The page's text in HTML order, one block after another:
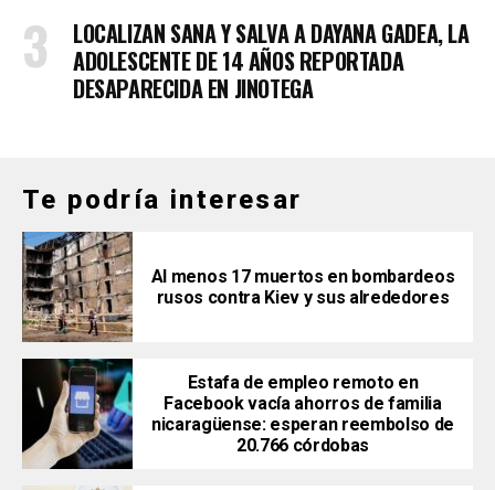
LOCALIZAN SANA Y SALVA A DAYANA GADEA, LA
ADOLESCENTE DE 14 AÑOS REPORTADA
DESAPARECIDA EN JINOTEGA
Te podría interesar
Al menos 17 muertos en bombardeos
rusos contra Kiev y sus alrededores
Estafa de empleo remoto en
Facebook vacía ahorros de familia
nicaragüense: esperan reembolso de
20.766 córdobas